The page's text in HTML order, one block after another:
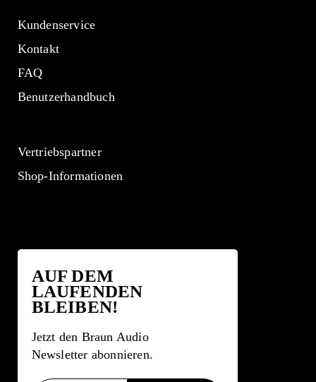
Kundenservice
Kontakt
FAQ
Benutzerhandbuch
Vertriebspartner
Shop-Informationen
AUF DEM
LAUFENDEN
BLEIBEN!
Jetzt den Braun Audio
Newsletter abonnieren.